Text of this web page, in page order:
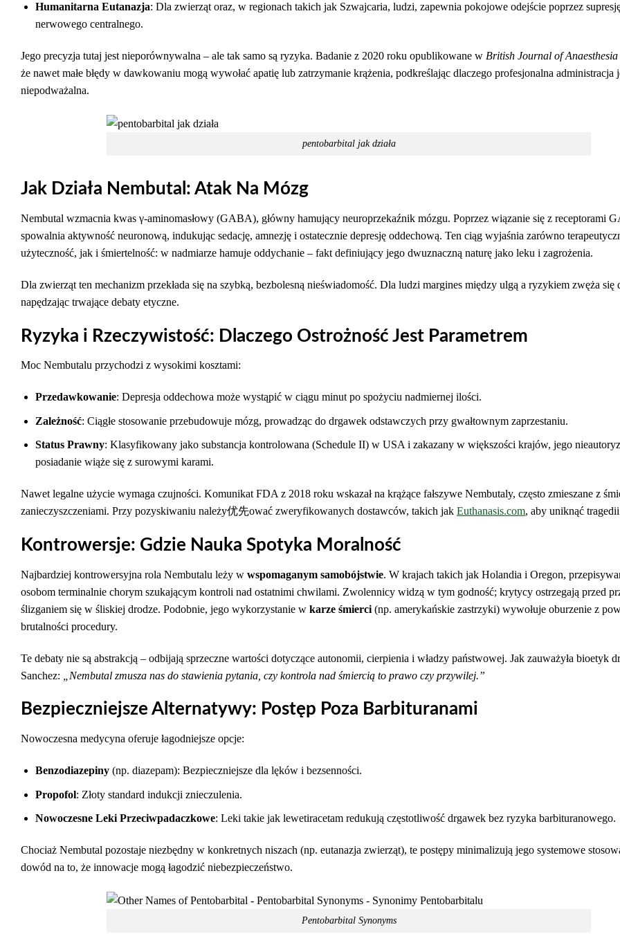
Humanitarna Eutanazja: Dla zwierząt oraz, w regionach takich jak Szwajcaria, ludzi, zapewnia pokojowe odejście poprzez
nerwowego centralnego.
Jego precyzja tutaj jest nieporównywalna – ale tak samo są ryzyka. Badanie z 2020 roku opublikowane w British Journal of Anaesthesia
że nawet małe błędy w dawkowaniu mogą wywołać apatię lub zatrzymanie krążenia, podkreślając dlaczego profesjonalna administracja
niepodważalna.
pentobarbital jak działa
Jak Działa Nembutal: Atak Na Mózg
Nembutal wzmacnia kwas γ-aminomasłowy (GABA), główny hamujący neuroprzekaźnik mózgu. Poprzez wiązanie się z receptorami
spowalnia aktywność neuronową, indukując sedację, amnezję i ostatecznie depresję oddechową. Ten ciąg wyjaśnia zarówno
użyteczność, jak i śmiertelność: w nadmiarze hamuje oddychanie – fakt definiujący jego dwuznaczną naturę jako leku i zagrożenia.
Dla zwierząt ten mechanizm przekłada się na szybką, bezbolesną nieświadomość. Dla ludzi margines między ulgą a ryzykiem zwęża się
napędzając trwające debaty etyczne.
Ryzyka i Rzeczywistość: Dlaczego Ostrożność Jest Parametrem
Moc Nembutalu przychodzi z wysokimi kosztami:
Przedawkowanie: Depresja oddechowa może wystąpić w ciągu minut po spożyciu nadmiernej ilości.
Zależność: Ciągłe stosowanie przebudowuje mózg, prowadząc do drgawek odstawczych przy gwałtownym zaprzestaniu.
Status Prawny: Klasyfikowany jako substancja kontrolowana (Schedule II) w USA i zakazany w większości krajów, jego
posiadanie wiąże się z surowymi karami.
Nawet legalne użycie wymaga czujności. Komunikat FDA z 2018 roku wskazał na krążące fałszywe Nembutaly, często zmieszane z
zanieczyszczeniami. Przy pozyskiwaniu należy优先ować zweryfikowanych dostawców, takich jak Euthanasis.com, aby uniknąć
Kontrowersje: Gdzie Nauka Spotyka Moralność
Najbardziej kontrowersyjna rola Nembutalu leży w wspomaganym samobójstwie. W krajach takich jak Holandia i Oregon,
osobom terminalnie chorym szukającym kontroli nad ostatnimi chwilami. Zwolennicy widzą w tym godność; krytycy ostrzegają przed
ślizganiem się w śliskiej drodze. Podobnie, jego wykorzystanie w karze śmierci (np. amerykańskie zastrzyki) wywołuje oburzenie z
brutalności procedury.
Te debaty nie są abstrakcją – odbijają sprzeczne wartości dotyczące autonomii, cierpienia i władzy państwowej. Jak zauważyła bioetyk
Sanchez:
„Nembutal zmusza nas do stawienia pytania, czy kontrola nad śmiercią to prawo czy przywilej.”
Bezpieczniejsze Alternatywy: Postęp Poza Barbituranami
Nowoczesna medycyna oferuje łagodniejsze opcje:
Benzodiazepiny(np. diazepam): Bezpieczniejsze dla lęków i bezsenności.
Propofol: Złoty standard indukcji znieczulenia.
Nowoczesne Leki Przeciwpadaczkowe: Leki takie jak lewetiracetam redukują częstotliwość drgawek bez ryzyka barbituranowego.
Chociaż Nembutal pozostaje niezbędny w konkretnych niszach (np. eutanazja zwierząt), te postępy minimalizują jego systemowe
dowód na to, że innowacje mogą łagodzić niebezpieczeństwo.
Pentobarbital Synonyms